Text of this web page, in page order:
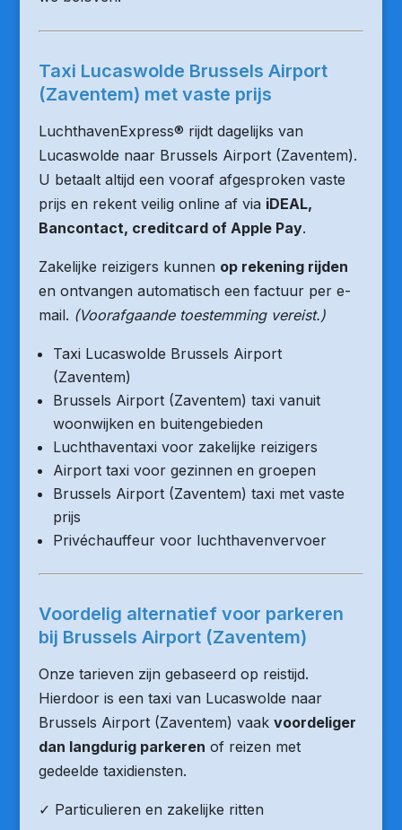
Taxi Lucaswolde Brussels Airport
(Zaventem) met vaste prijs
LuchthavenExpress® rijdt dagelijks van
Lucaswolde naar Brussels Airport (Zaventem).
U betaalt altijd een vooraf afgesproken vaste
prijs en rekent veilig online af via iDEAL,
Bancontact, creditcard of Apple Pay.
Zakelijke reizigers kunnen op rekening rijden
en ontvangen automatisch een factuur per e-
mail. (Voorafgaande toestemming vereist.)
Taxi Lucaswolde Brussels Airport
(Zaventem)
Brussels Airport (Zaventem) taxi vanuit
woonwijken en buitengebieden
Luchthaventaxi voor zakelijke reizigers
Airport taxi voor gezinnen en groepen
Brussels Airport (Zaventem) taxi met vaste
prijs
Privéchauffeur voor luchthavenvervoer
Voordelig alternatief voor parkeren
bij Brussels Airport (Zaventem)
Onze tarieven zijn gebaseerd op reistijd.
Hierdoor is een taxi van Lucaswolde naar
Brussels Airport (Zaventem) vaak voordeliger
dan langdurig parkeren of reizen met
gedeelde taxidiensten.
✓ Particulieren en zakelijke ritten